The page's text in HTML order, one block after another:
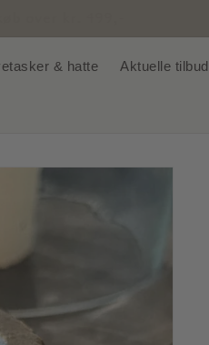
& hatte Aktuelle tilbud